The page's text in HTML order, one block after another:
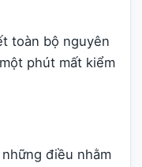
toàn bộ nguyên
phút mất kiểm
điều nhằm